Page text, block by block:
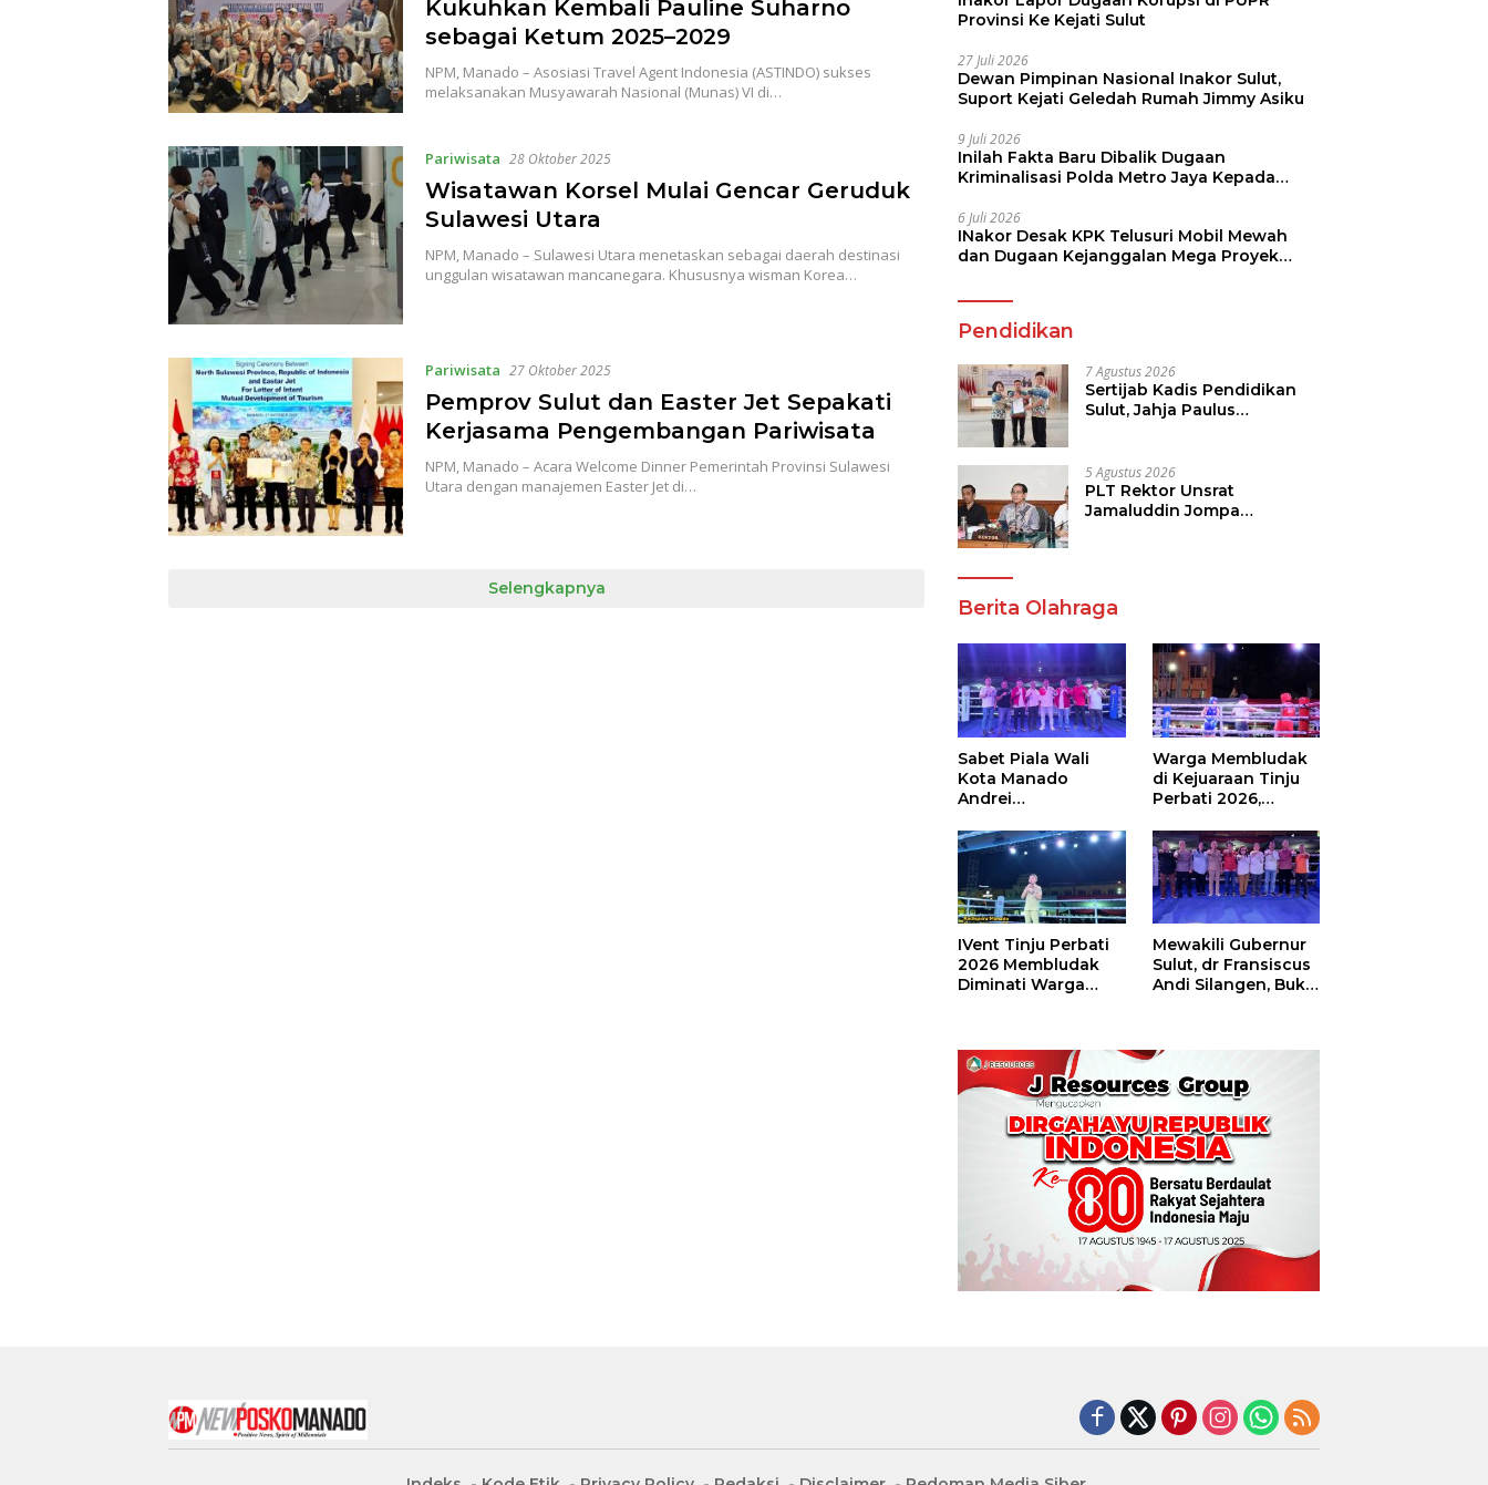
Kukuhkan Kembali Pauline Suharno
sebagai Ketum 2025–2029
NPM, Manado – Asosiasi Travel Agent Indonesia (ASTINDO) sukses
melaksanakan Musyawarah Nasional (Munas) VI di…
Pariwisata 28 Oktober 2025
Wisatawan Korsel Mulai Gencar Geruduk
Sulawesi Utara
NPM, Manado – Sulawesi Utara menetaskan sebagai daerah destinasi
unggulan wisatawan mancanegara. Khususnya wisman Korea…
Pariwisata 27 Oktober 2025
Pemprov Sulut dan Easter Jet Sepakati
Kerjasama Pengembangan Pariwisata
NPM, Manado – Acara Welcome Dinner Pemerintah Provinsi Sulawesi
Utara dengan manajemen Easter Jet di…
Selengkapnya
Provinsi Ke Kejati Sulut
27 Juli 2026
Dewan Pimpinan Nasional Inakor Sulut,
Suport Kejati Geledah Rumah Jimmy Asiku
9 Juli 2026
Inilah Fakta Baru Dibalik Dugaan
Kriminalisasi Polda Metro Jaya Kepada
6 Juli 2026
INakor Desak KPK Telusuri Mobil Mewah
dan Dugaan Kejanggalan Mega Proyek
Pendidikan
7 Agustus 2026
Sertijab Kadis Pendidikan
Sulut, Jahja Paulus
Pendidikan
5 Agustus 2026
PLT Rektor Unsrat
Jamaluddin Jompa
Berita Olahraga
Sabet Piala Wali
Kota Manado
Andrei
Boxing Camp Juara
Umum Tinju Perbati
2026
Warga Membludak
di Kejuaraan Tinju
Perbati 2026,
Piala Wali Kota
IVent Tinju Perbati
2026 Membludak
Diminati Warga
Mewakili Gubernur
Sulut, dr Fransiscus
Andi Silangen, Buka
Piala Wali Kota
Manado